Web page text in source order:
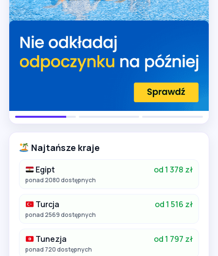
Najtańsze kraje
Egipt od 1 378 zł
ponad 2080 dostępnych
Turcja od 1 516 zł
ponad 2569 dostępnych
Tunezja od 1 797 zł
ponad 720 dostępnych